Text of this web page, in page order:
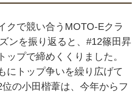
クで競い合うMOTO-Eクラ
ンを振り返ると、#12篠田昇
ップで締めくくりました。
にトップ争いを繰り広げて
の小田楷葦は、今年からフ